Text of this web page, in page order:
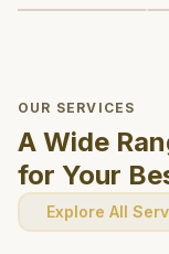
OUR SERVICES
A Wide
for Your
Explore All